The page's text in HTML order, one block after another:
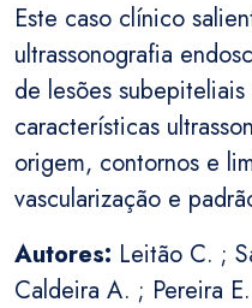
Este caso clínico
ultrassonografia
de lesões
características
origem, contornos e
vascularização e
Autores: Leitão C. ;
Caldeira A. ; Pereira